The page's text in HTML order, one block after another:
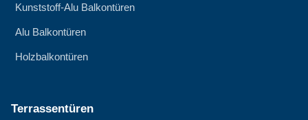
Kunststoff-Alu Balkontüren
Alu Balkontüren
Holzbalkontüren
Terrassentüren